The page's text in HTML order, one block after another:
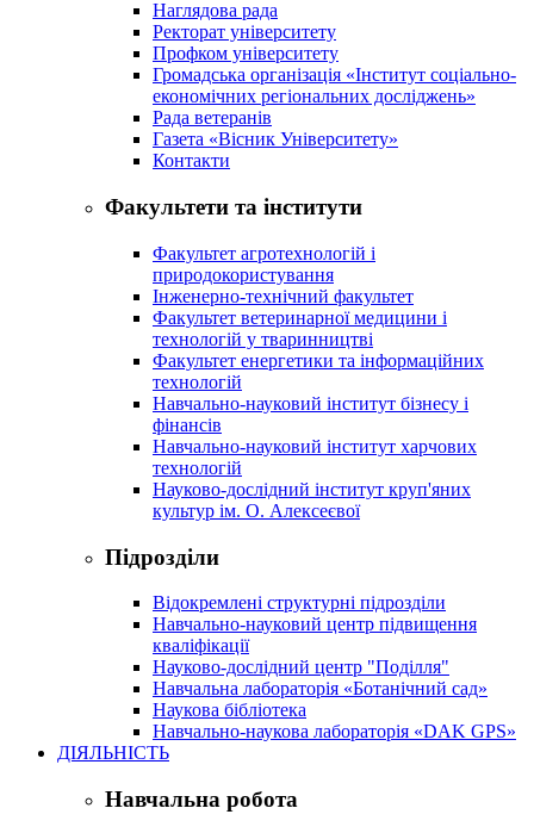
Наглядова рада
Ректорат університету
Профком університету
Громадська організація «Інститут соціально-
економічних регіональних досліджень»
Рада ветеранів
Газета «Вісник Університету»
Контакти
Факультети та інститути
Факультет агротехнологій і
природокористування
Інженерно-технічний факультет
Факультет ветеринарної медицини і
технологій у тваринництві
Факультет енергетики та інформаційних
технологій
Навчально-науковий інститут бізнесу і
фінансів
Навчально-науковий інститут харчових
технологій
Науково-дослідний інститут круп'яних
культур ім. О. Алексеєвої
Підрозділи
Відокремлені структурні підрозділи
Навчально-науковий центр підвищення
кваліфікації
Науково-дослідний центр "Поділля"
Навчальна лабораторія «Ботанічний сад»
Наукова бібліотека
Навчально-наукова лабораторія «DAK GPS»
ДІЯЛЬНІСТЬ
Навчальна робота